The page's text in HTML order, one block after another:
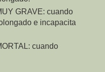
GRAVE: cuando
e incapacita
cuando